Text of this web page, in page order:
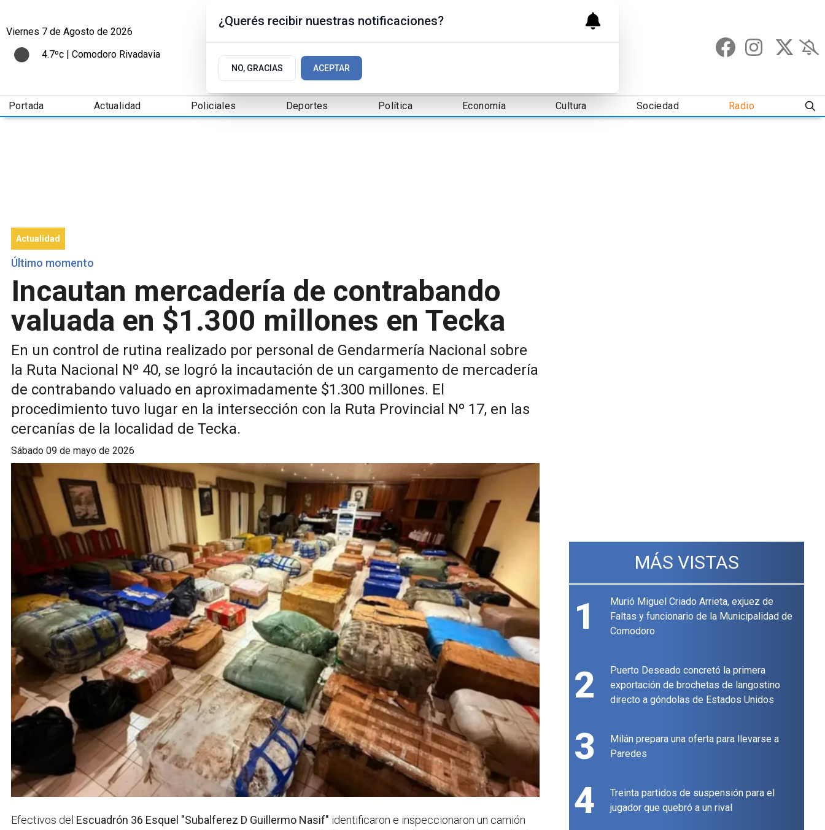
Viernes 7 de Agosto de 2026
4.7ºc | Comodoro Rivadavia
Portada Actualidad Policiales Deportes Política Economía Cultura Sociedad Radio
Actualidad
Último momento
Incautan mercadería de contrabando
valuada en $1.300 millones en Tecka
En un control de rutina realizado por personal de Gendarmería Nacional sobre
la Ruta Nacional Nº 40, se logró la incautación de un cargamento de mercadería
de contrabando valuado en aproximadamente $1.300 millones. El
procedimiento tuvo lugar en la intersección con la Ruta Provincial Nº 17, en las
cercanías de la localidad de Tecka.
sábado 09 de mayo de 2026
Efectivos del Escuadrón 36 Esquel "Subalferez D Guillermo Nasif" identificaron e inspeccionaron un camión
MÁS VISTAS
1
Murió Miguel Criado Arrieta, exjuez de
Faltas y funcionario de la Municipalidad de
Comodoro
2
Puerto Deseado concretó la primera
exportación de brochetas de langostino
directo a góndolas de Estados Unidos
3
Milán prepara una oferta para llevarse a
Paredes
4
Treinta partidos de suspensión para el
jugador que quebró a un rival
¿Querés recibir nuestras notificaciones?
NO, GRACIAS ACEPTAR